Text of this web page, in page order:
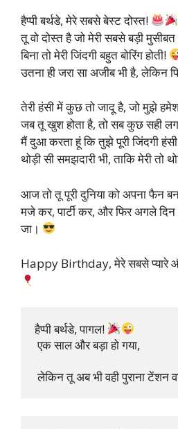
हैप्पी बर्थडे, मेरे सबसे बेस्ट दोस्त!
तू वो दोस्त है जो मेरी सबसे बड़ी
बिना तो मेरी जिंदगी बहुत बोरिंग होती!
उतना ही जरा सा अजीब भी है, लेकिन
तेरी हंसी में कुछ तो जादू है, जो मुझे
जब तू खुश होता है, तो सब कुछ सही
मैं दुआ करता हूं कि तुझे पूरी जिंदगी
थोड़ी सी समझदारी भी, ताकि मेरी तो
आज तो तू पूरी दुनिया को अपना फैन
मजे कर, पार्टी कर, और फिर अगले
जा।
Happy Birthday, मेरे सबसे प्यारे
हैप्पी बर्थडे, पागल!
एक साल और बड़ा हो गया,
लेकिन तू अब भी वही पुराना टेंशन